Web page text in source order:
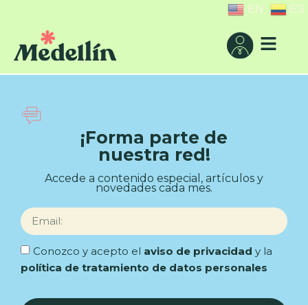
EN ES
¡Forma parte de
nuestra red!
Accede a contenido especial, artículos y
novedades cada mes.
Conozco y acepto el aviso de privacidad y la
política de tratamiento de datos personales